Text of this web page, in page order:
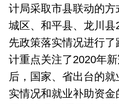
计局采取市县联动的
城区、和平县、龙川
先政策落实情况进行
计重点关注了2020年
后，国家、省出台的
实情况和就业补助资